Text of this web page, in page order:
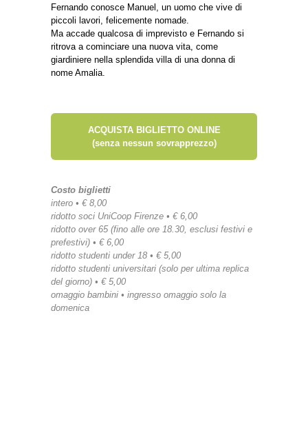
Fernando conosce Manuel, un uomo che vive di
piccoli lavori, felicemente nomade.
Ma accade qualcosa di imprevisto e Fernando si
ritrova a cominciare una nuova vita, come
giardiniere nella splendida villa di una donna di
nome Amalia.
ACQUISTA BIGLIETTO ONLINE
(senza nessun sovrapprezzo)
Costo biglietti
intero • € 8,00
ridotto soci UniCoop Firenze • € 6,00
ridotto over 65 (fino alle ore 18.30, esclusi festivi e
prefestivi) • € 6,00
ridotto studenti under 18 • € 5,00
ridotto studenti universitari (solo per ultima replica
del giorno) • € 5,00
omaggio bambini • ingresso omaggio solo la
domenica